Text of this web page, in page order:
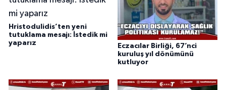
Hristodulidis’ten yeni
tutuklama mesajı: İstedik mi
yaparız
Eczacılar Birliği, 67’nci
kuruluş yıl dönümünü
kutluyor